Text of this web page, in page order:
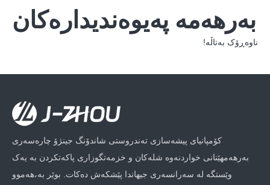
بەرهەمە پەیوەندیدارەکان
ناوەڕۆک بەتاڵە!
کۆمپانیای پیشەسازی تەندروستی شاندۆنگ جینژۆ چارەسەری
بەرهەمهێنانی خواردنەوە شلەکان و خزمەتگوزاری پاکەتکردن بە یەک
وێستگە لە سەرانسەری جیهاندا پێشکەش دەکات. بوێر بە،هەموو